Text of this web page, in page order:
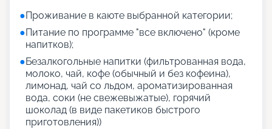
●Проживание в каюте выбранной категории;
●Питание по программе "все включено" (кроме
напитков);
●Безалкогольные напитки (фильтрованная вода,
молоко, чай, кофе (обычный и без кофеина),
лимонад, чай со льдом, ароматизированная
вода, соки (не свежевыжатые), горячий
шоколад (в виде пакетиков быстрого
приготовления))